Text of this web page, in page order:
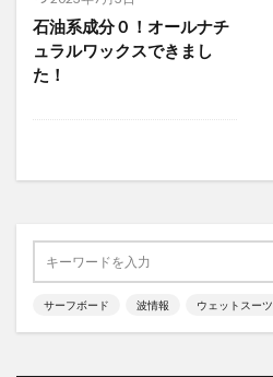
石油系成分０！オールナチ
ュラルワックスできまし
た！
サーフボード 波情報 ウェットスーツ